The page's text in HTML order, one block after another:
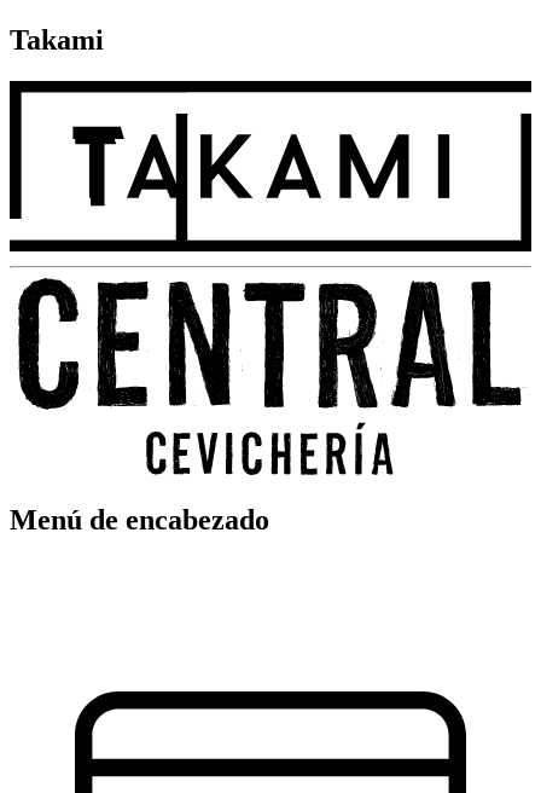
Takami
Menú de encabezado